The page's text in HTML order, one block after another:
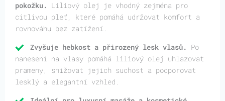
pokožku. Liliový olej je vhodný zejména pro
citlivou pleť, které pomáhá udržovat komfort a
rovnováhu bez zatížení.
Zvyšuje hebkost a přirozený lesk vlasů. Po
nanesení na vlasy pomáhá liliový olej uhlazovat
prameny, snižovat jejich suchost a podporovat
lesklý a elegantní vzhled.